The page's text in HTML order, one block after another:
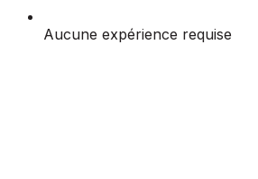
Aucune expérience requise